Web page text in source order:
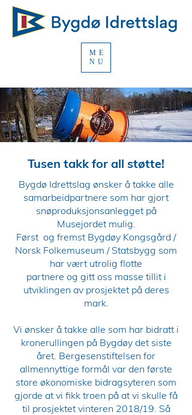
ME
NU
Tusen takk for all støtte!
Bygdø Idrettslag ønsker å takke alle
samarbeidpartnere som har gjort
snøproduksjonsanlegget på
Musejordet mulig.
Først og fremst Bygdøy Kongsgård /
Norsk Folkemuseum / Statsbygg som
har vært utrolig flotte
partnere og gitt oss masse tillit i
utviklingen av prosjektet på deres
mark.
Vi ønsker å takke alle som har bidratt i
kronerullingen på Bygdøy det siste
året. Bergesenstiftelsen for
allmennyttige formål var den første
store økonomiske bidragsyteren som
gjorde at vi fikk troen på at vi skulle få
til prosjektet vinteren 2018/19. Så